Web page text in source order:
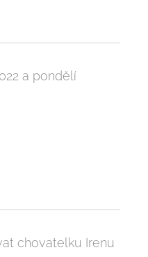
a pondělí
chovatelku Irenu